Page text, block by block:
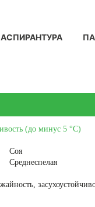
АСПИРАНТУРА
(до минус 5 °С)
Соя
Среднеспелая